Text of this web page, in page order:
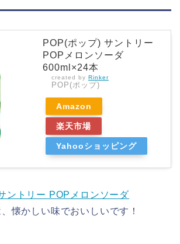
POP(ポップ) サントリー
POPメロンソーダ
600ml×24本
created by Rinker
POP(ポップ)
Amazon
楽天市場
Yahooショッピング
ントリー POPメロンソーダ
、懐かしい味でおいしいです！